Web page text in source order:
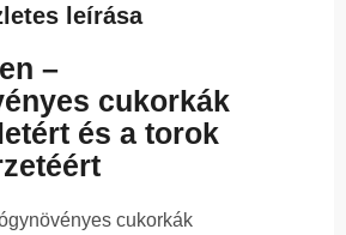
leírása
–
cukorkák
és a torok
cukorkák